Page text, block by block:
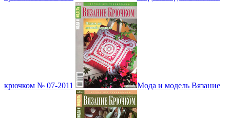
крючком № 07-2011 Мода и модель Вязание